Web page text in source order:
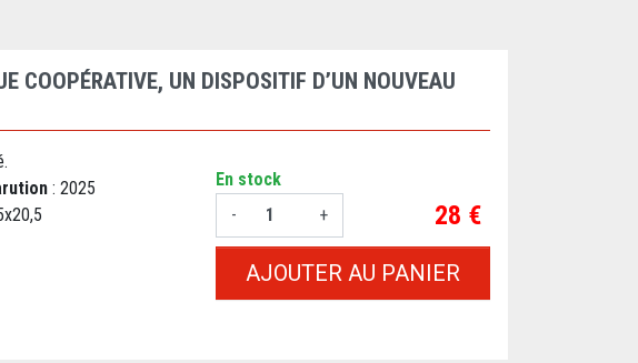
COOPÉRATIVE, UN DISPOSITIF D’UN NOUVEAU
: 2025
En stock
-
+ Prix
28 €
AJOUTER AU PANIER